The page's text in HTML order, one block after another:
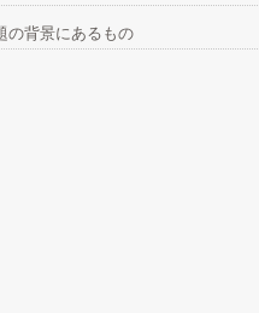
の背景にあるもの